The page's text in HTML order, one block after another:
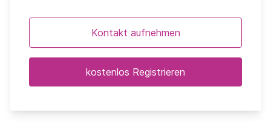
Kontakt aufnehmen
kostenlos Registrieren